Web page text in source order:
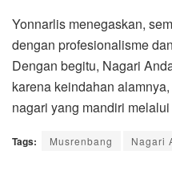
Yonnarlis menegaskan,
dengan profesionalisme
Dengan begitu, Nagari
karena keindahan
nagari yang mandiri
Tags: Musrenbang Nagari